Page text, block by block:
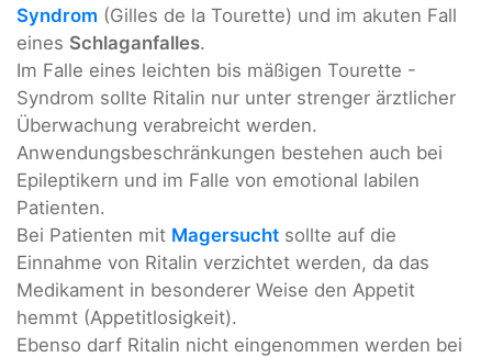
Syndrom (Gilles de la Tourette) und im akuten Fall
eines Schlaganfalles.
Im Falle eines leichten bis mäßigen Tourette -
Syndrom sollte Ritalin nur unter strenger ärztlicher
Überwachung verabreicht werden.
Anwendungsbeschränkungen bestehen auch bei
Epileptikern und im Falle von emotional labilen
Patienten.
Bei Patienten mit Magersucht sollte auf die
Einnahme von Ritalin verzichtet werden, da das
Medikament in besonderer Weise den Appetit
hemmt (Appetitlosigkeit).
Ebenso darf Ritalin nicht eingenommen werden bei